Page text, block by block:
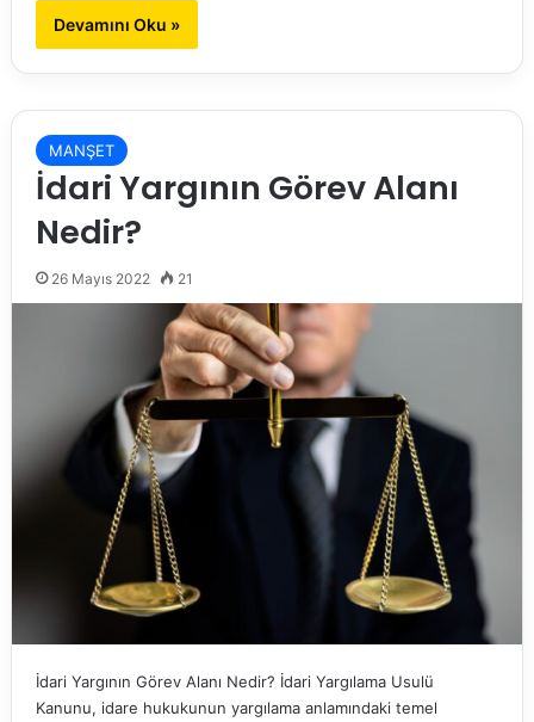
Devamını Oku »
MANŞET
İdari Yargının Görev Alanı
Nedir?
26 Mayıs 2022 21
İdari Yargının Görev Alanı Nedir? İdari Yargılama Usulü
Kanunu, idare hukukunun yargılama anlamındaki temel